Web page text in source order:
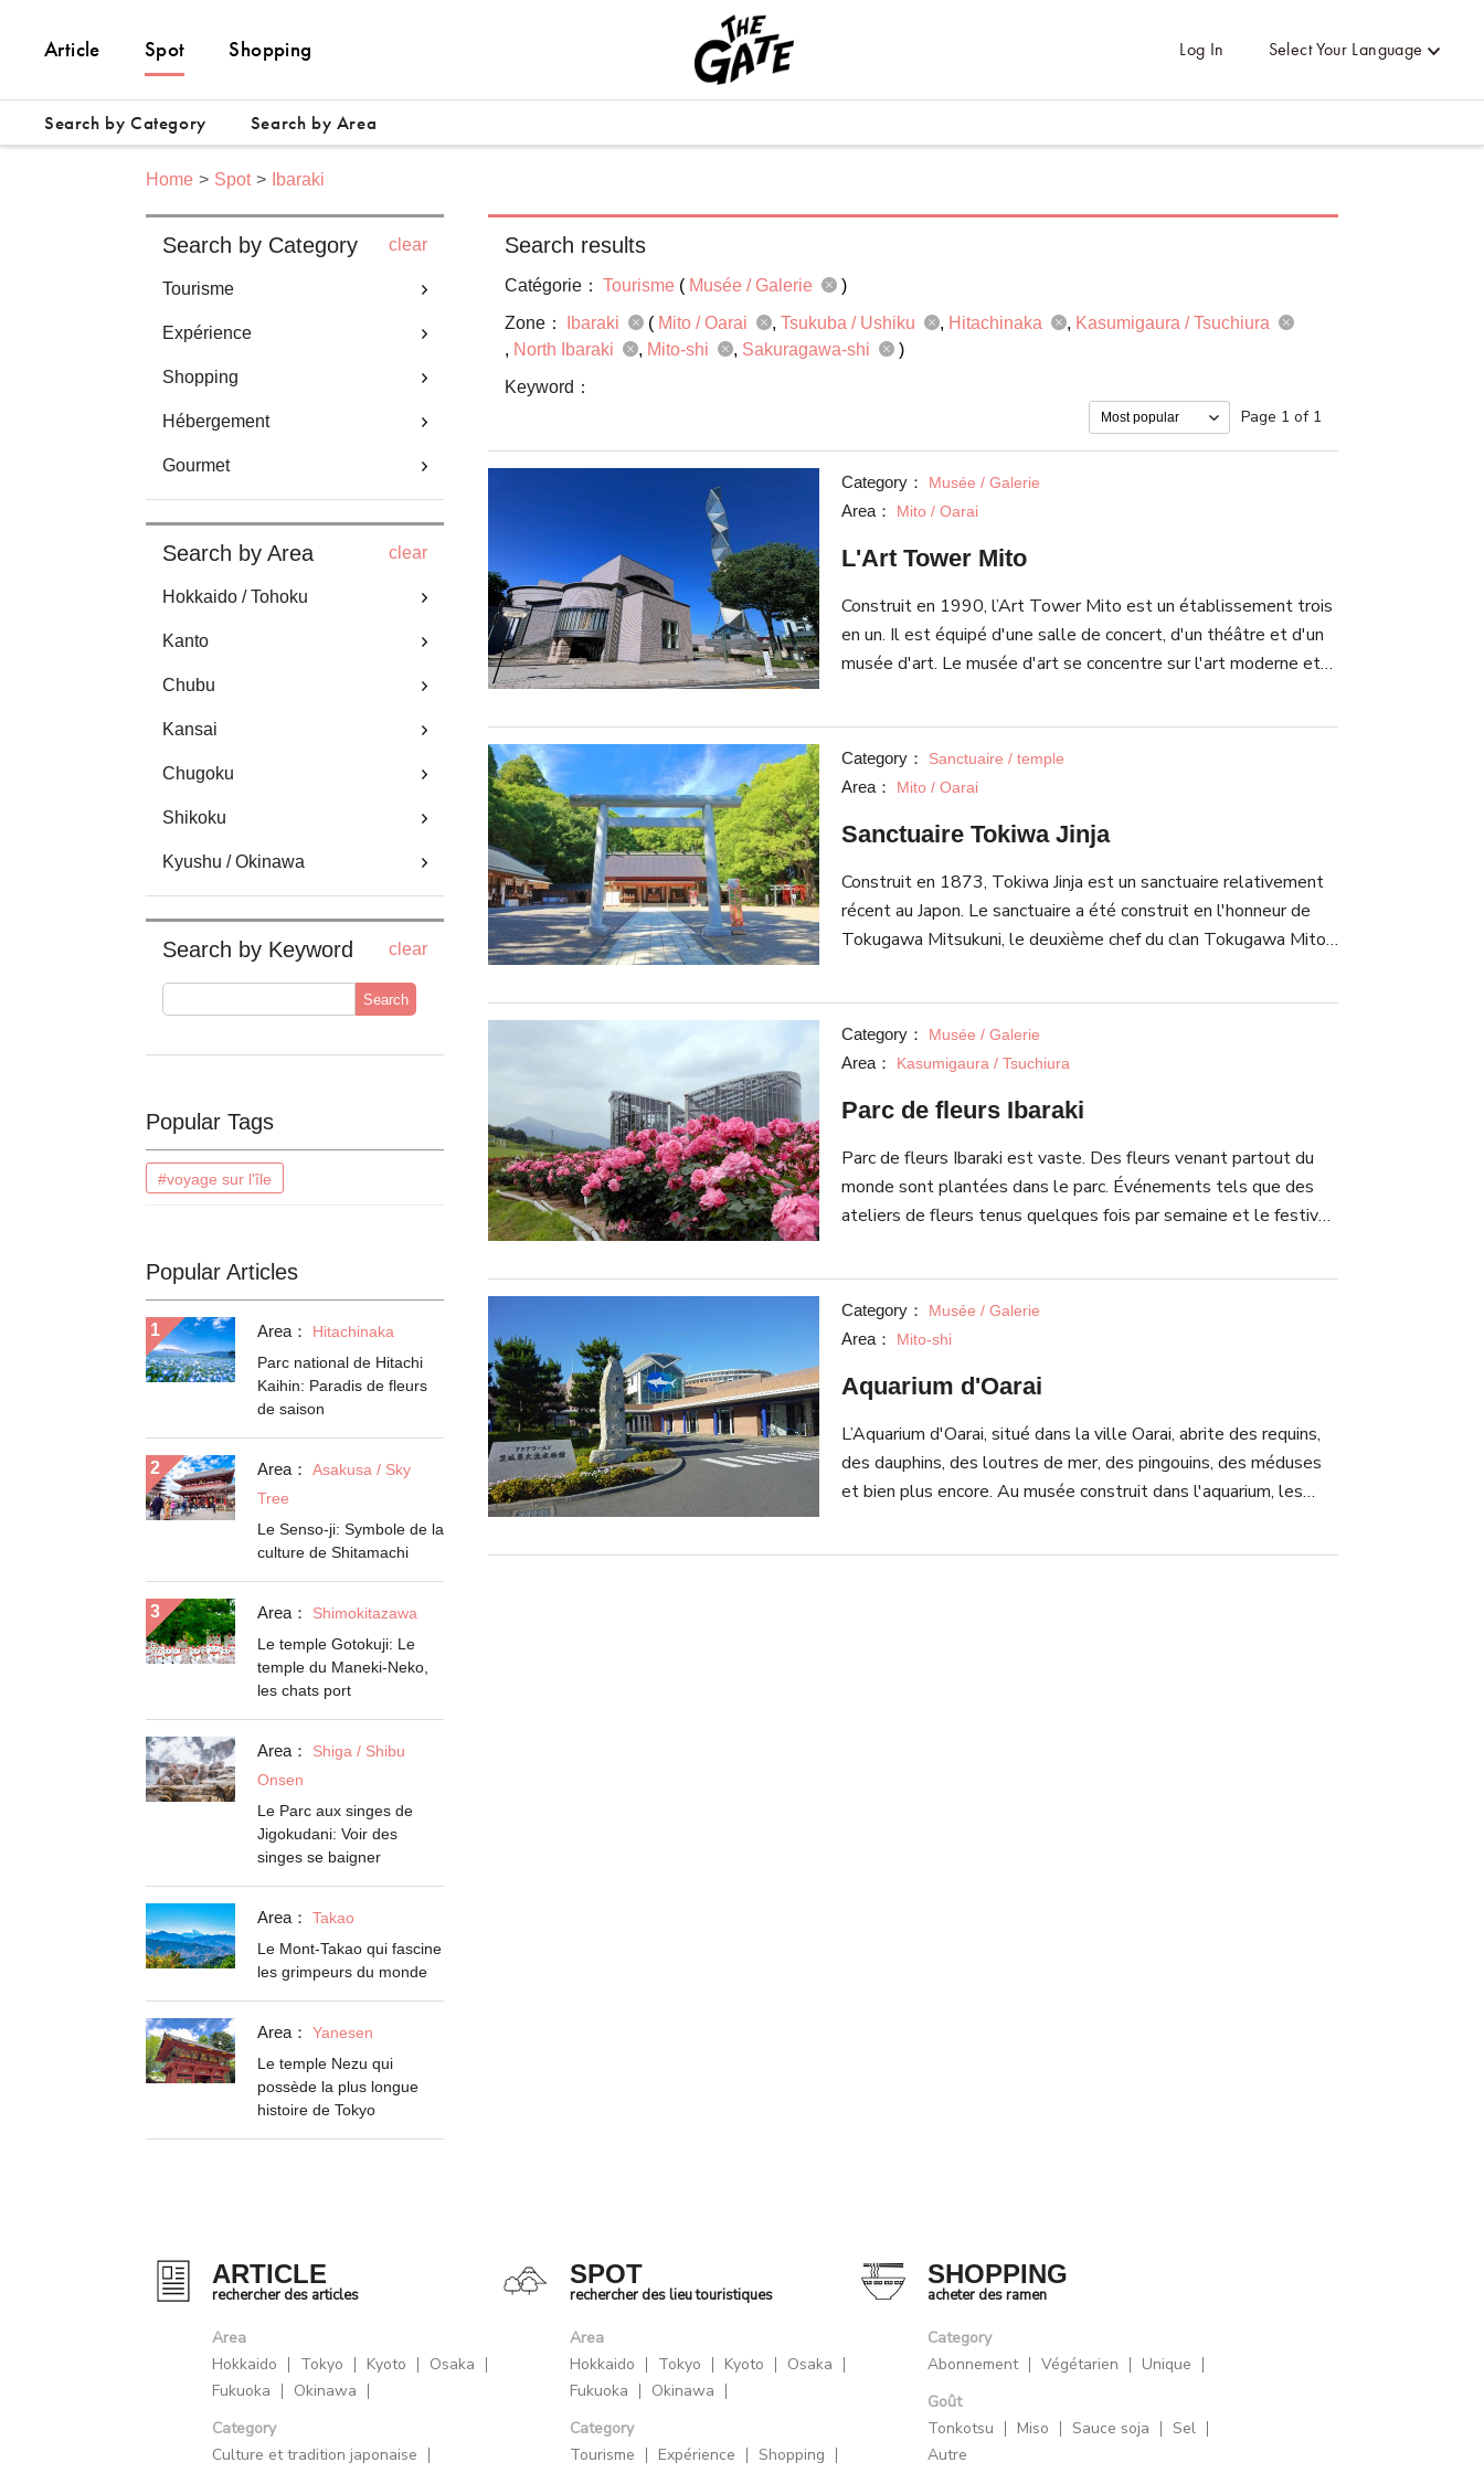
Article Spot Shopping Log In Select Your Language
Search by Category Search by Area
Home Spot Ibaraki
Search by Category clear
Tourisme
Expérience
Shopping
Hébergement
Gourmet
Search by Area clear
Hokkaido / Tohoku
Kanto
Chubu
Kansai
Chugoku
Shikoku
Kyushu / Okinawa
Search by Keyword clear
Search
Popular Tags
#voyage sur l'île
Popular Articles
Area：
Hitachinaka
Parc national de Hitachi
Kaihin: Paradis de fleurs
de saison
Area：
Asakusa / Sky
Tree
Le Senso-ji: Symbole de la
culture de Shitamachi
Area：
Shimokitazawa
Le temple Gotokuji: Le
temple du Maneki-Neko,
les chats port
Area：
Shiga / Shibu
Onsen
Le Parc aux singes de
Jigokudani: Voir des
singes se baigner
Area：
Takao
Le Mont-Takao qui fascine
les grimpeurs du monde
Area：
Yanesen
Le temple Nezu qui
possède la plus longue
histoire de Tokyo
Search results
Catégorie： Tourisme ( Musée / Galerie
)
Zone：
Ibaraki ( Mito / Oarai Tsukuba / Ushiku Hitachinaka
Kasumigaura / Tsuchiura
North Ibaraki
Mito-shi Sakuragawa-shi
)
Keyword：
Page 1 of 1
Category： Musée / Galerie
Area： Mito / Oarai
L'Art Tower Mito
Construit en 1990, l’Art Tower Mito est un établissement trois
en un. Il est équipé d'une salle de concert, d'un théâtre et d'un
musée d'art. Le musée d'art se concentre sur l'art moderne et
même est aussi une œuvre d'art. c'est une spirale et une
apparence néo-future attrayante.
Category： Sanctuaire / temple
Area： Mito / Oarai
Sanctuaire Tokiwa Jinja
Construit en 1873, Tokiwa Jinja est un sanctuaire relativement
récent au Japon. Le sanctuaire a été construit en l'honneur de
Tokugawa Mitsukuni, le deuxième chef du clan Tokugawa Mito.
dédié à Tokugawa Mitsukuni. Bien que vous deviez payer pour
entrer dans Giretsukan, le sanctuaire lui-même n’a pas de droit
d’entrée.
Category： Musée / Galerie
Area： Kasumigaura / Tsuchiura
Parc de fleurs Ibaraki
Parc de fleurs Ibaraki est vaste. Des fleurs venant partout du
monde sont plantées dans le parc. Événements tels que des
ateliers de fleurs tenus quelques fois par semaine et le festival
les visiteurs. Comme activité sportive, le cyclisme de fleurs est
populaire. En outre, des restaurants de la spécialité de région et
le marché de légumes frais y sont installés.
Category： Musée / Galerie
Area： Mito-shi
Aquarium d'Oarai
L’Aquarium d'Oarai, situé dans la ville Oarai, abrite des requins,
des dauphins, des loutres de mer, des pingouins, des méduses
et bien plus encore. Au musée construit dans l'aquarium, les
créatures marines. Des événements et des programmes,
ARTICLE
rechercher des articles
Area
Hokkaido
Tokyo Kyoto
Osaka
Fukuoka
Okinawa
Category
Culture et tradition japonaise
SPOT
rechercher des lieu touristiques
Area
Hokkaido
Tokyo Kyoto
Osaka
Fukuoka
Okinawa
Category
Tourisme
Expérience
Shopping
SHOPPING
acheter des ramen
Category
Abonnement
Végétarien
Unique
Goût
Tonkotsu
Miso Sauce soja
Sel
Autre